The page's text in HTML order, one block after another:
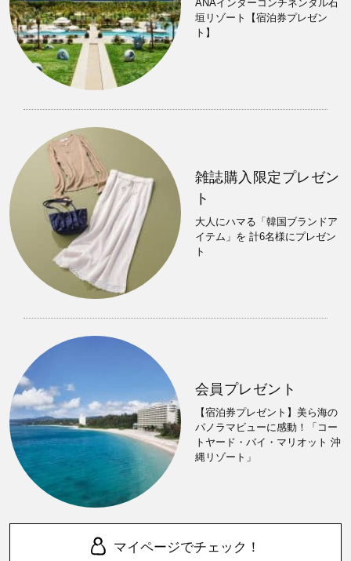
ANAインターコンチネンタル石
垣リゾート【宿泊券プレゼン
ト】
雑誌購入限定プレゼン
ト
大人にハマる「韓国ブランドア
イテム」を 計6名様にプレゼン
ト
会員プレゼント
【宿泊券プレゼント】美ら海の
パノラマビューに感動！「コー
トヤード・バイ・マリオット 沖
縄リゾート」
マイページでチェック！